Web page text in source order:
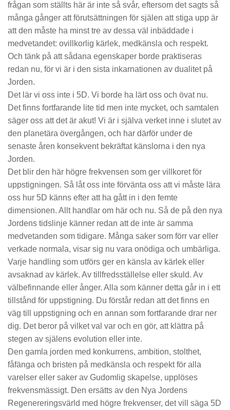
frågan som ställts här är inte så svår, eftersom det sagts så
många gånger att förutsättningen för själen att stiga upp är
att den måste ha minst tre av dessa väl inbäddade i
medvetandet: ovillkorlig kärlek, medkänsla och respekt.
Och tänk på att sådana egenskaper borde praktiseras
redan nu, för vi är i den sista inkarnationen av dualitet på
Jorden.
Det lär vi oss inte i 5D. Vi borde ha lärt oss och övat nu.
Det finns fortfarande lite tid men inte mycket, och samtalen
säger oss att det är akut! Vi är i själva verket inne i slutet av
den planetära övergången, och har därför under de
senaste åren konsekvent bekräftat känslorna i den nya
Jorden.
Det blir den här högre frekvensen som ger villkoret för
uppstigningen. Så låt oss inte förvänta oss att vi måste lära
oss hur 5D känns efter att ha gått in i den femte
dimensionen. Allt handlar om här och nu. Så de på den nya
Jordens tidslinje känner redan att de inte är samma
medvetanden som tidigare. Många saker som förr var eller
verkade normala, visar sig nu vara onödiga och umbärliga.
Varje handling som utförs ger en känsla av kärlek eller
avsaknad av kärlek. Av tillfredsställelse eller skuld. Av
välbefinnande eller ånger. Alla som känner detta går in i ett
tillstånd för uppstigning. Du förstår redan att det finns en
väg till uppstigning och en annan som fortfarande drar ner
dig. Det beror på vilket val var och en gör, att klättra på
stegen av själens evolution eller inte.
Den gamla jorden med konkurrens, ambition, stolthet,
fåfänga och bristen på medkänsla och respekt för alla
varelser eller saker av Gudomlig skapelse, upplöses
frekvensmässigt. Den ersätts av den Nya Jordens
Regenereringsvärld med högre frekvenser, det vill säga 5D